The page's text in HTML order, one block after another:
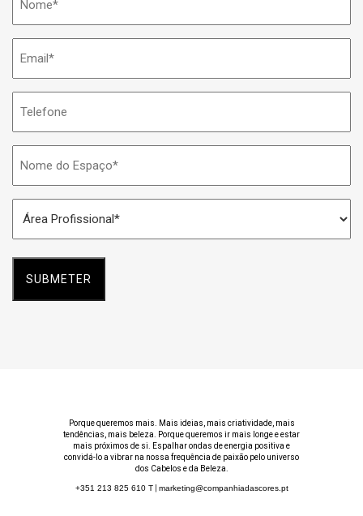
do
Espaço
Profissional
*
Porque queremos mais. Mais ideias, mais criatividade, mais
tendências, mais beleza. Porque queremos ir mais longe e estar
mais próximos de si. Espalhar ondas de energia positiva e
convidá-lo a vibrar na nossa frequência de paixão pelo universo
dos Cabelos e da Beleza.
+351 213 825 610 T| marketing@companhiadascores.pt